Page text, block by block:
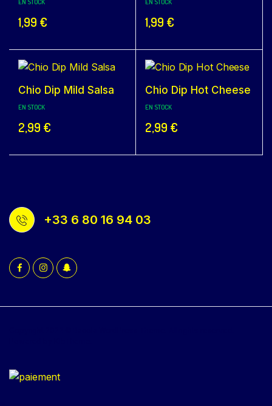
1,99 € 1,99 €
Chio Dip Mild Salsa
EN STOCK
2,99 €
Chio Dip Hot Cheese
EN STOCK
2,99 €
+33 6 80 16 94 03